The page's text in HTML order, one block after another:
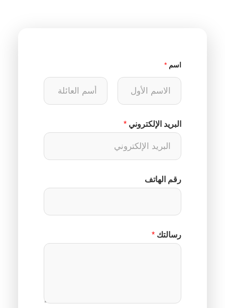
اسم *
البريد الإلكتروني *
رقم الهاتف
رسالتك *